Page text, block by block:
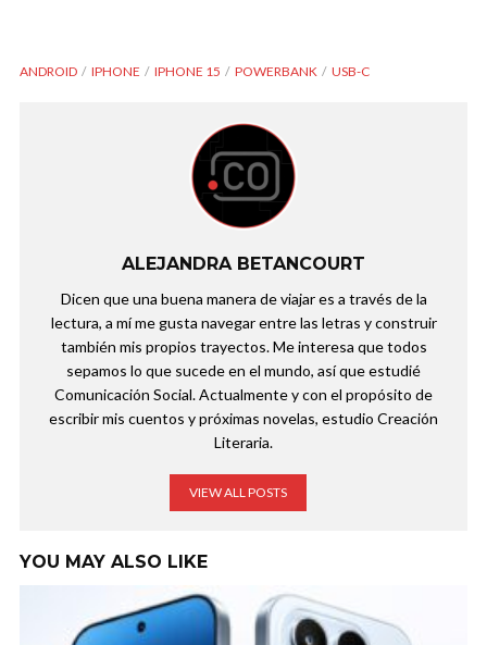
ANDROID IPHONE IPHONE 15 POWERBANK USB-C
ALEJANDRA BETANCOURT
Dicen que una buena manera de viajar es a través de la
lectura, a mí me gusta navegar entre las letras y construir
también mis propios trayectos. Me interesa que todos
sepamos lo que sucede en el mundo, así que estudié
Comunicación Social. Actualmente y con el propósito de
escribir mis cuentos y próximas novelas, estudio Creación
Literaria.
VIEW ALL POSTS
YOU MAY ALSO LIKE